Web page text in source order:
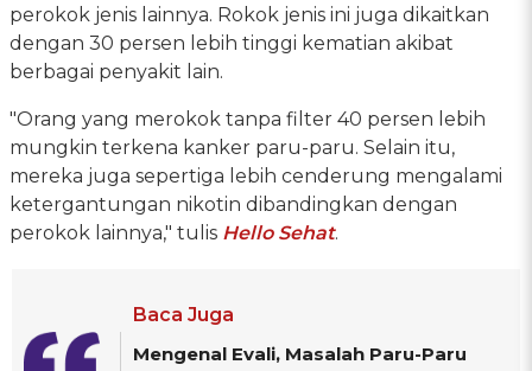
perokok jenis lainnya. Rokok jenis ini juga dikaitkan
dengan 30 persen lebih tinggi kematian akibat
berbagai penyakit lain.
"Orang yang merokok tanpa filter 40 persen lebih
mungkin terkena kanker paru-paru. Selain itu,
mereka juga sepertiga lebih cenderung mengalami
ketergantungan nikotin dibandingkan dengan
perokok lainnya," tulis Hello Sehat.
Baca Juga
Mengenal Evali, Masalah Paru-Paru